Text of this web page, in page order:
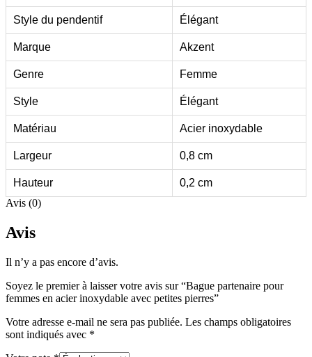
Style du pendentif Élégant
Marque Akzent
Genre Femme
Style Élégant
Matériau Acier inoxydable
Largeur 0,8 cm
Hauteur
0,2 cm
Avis (0)
Avis
Il n’y a pas encore d’avis.
Soyez le premier à laisser votre avis sur “Bague partenaire pour
femmes en acier inoxydable avec petites pierres”
Votre adresse e-mail ne sera pas publiée. Les champs obligatoires
sont indiqués avec *